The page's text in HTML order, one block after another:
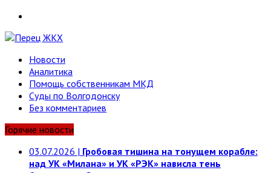
Новости
Аналитика
Помощь собственникам МКД
Суды по Волгодонску
Без комментариев
Горячие новости
03.07.2026 | Гробовая тишина на тонущем корабле:
над УК «Милана» и УК «РЭК» нависла тень